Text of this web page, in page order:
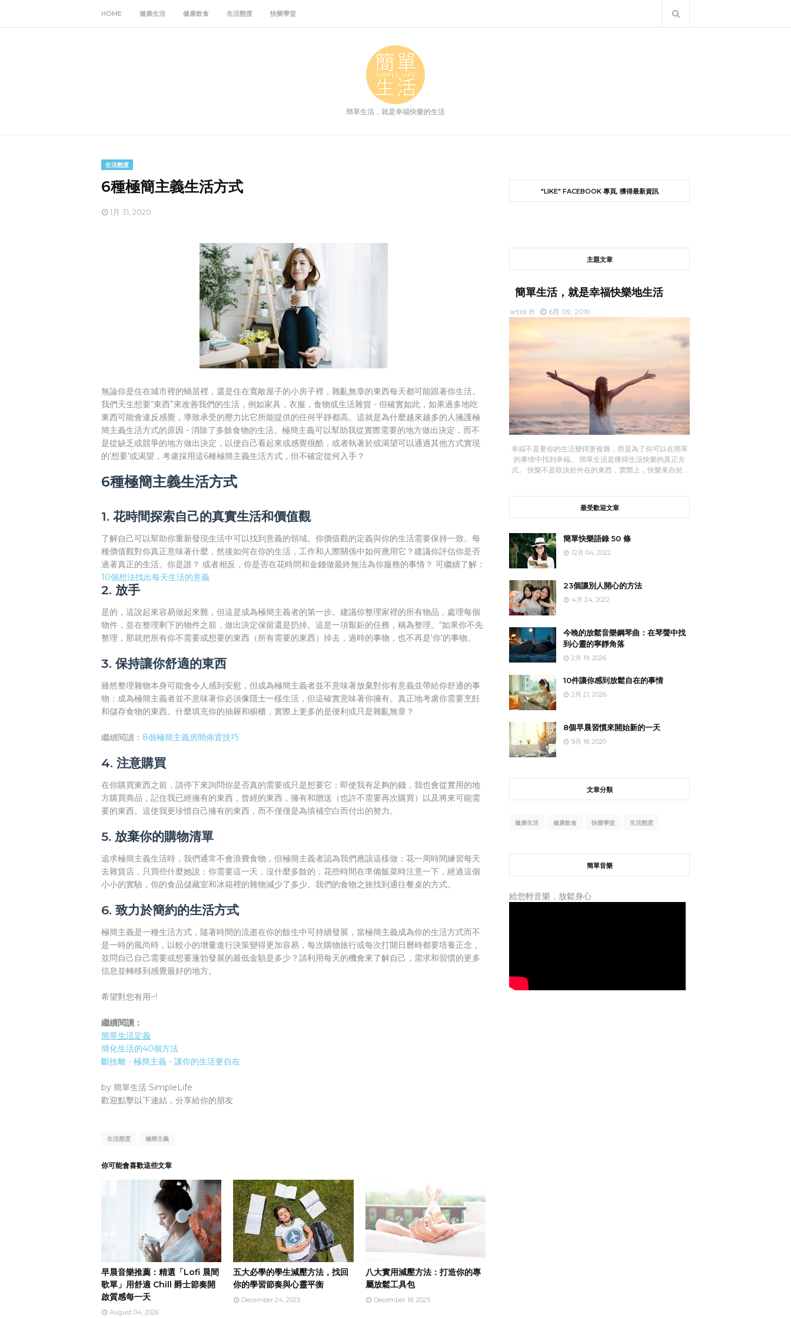
HOME 健康生活 健康飲食 生活態度 快樂學堂
簡單生活，就是幸福快樂的生活
生活態度
6種極簡主義生活方式
1月 31, 2020
無論你是住在城市裡的蝸居裡，還是住在寬敞屋子的小房子裡，雜亂無章的東西每天都可能跟著你生活。
我們天生想要“東西”來改善我們的生活，例如家具，衣服，食物或生活雜貨 - 但確實如此，如果過多地吃
東西可能會違反感覺，導致承受的壓力比它所能提供的任何平靜都高。這就是為什麼越來越多的人擁護極
簡主義生活方式的原因 - 消除了多餘食物的生活。極簡主義可以幫助我從實際需要的地方做出決定，而不
是從缺乏或競爭的地方做出決定，以使自己看起來或感覺很酷，或者執著於或渴望可以通過其他方式實現
的'想要'或渴望，考慮採用這6種極簡主義生活方式，但不確定從何入手？
6種極簡主義生活方式
1. 花時間探索自己的真實生活和價值觀
了解自己可以幫助你重新發現生活中可以找到意義的領域。你價值觀的定義與你的生活需要保持一致。每
種價值觀對你真正意味著什麼，然後如何在你的生活，工作和人際關係中如何應用它？建議你評估你是否
過著真正的生活。你是誰？ 或者相反，你是否在花時間和金錢做最終無法為你服務的事情？ 可繼續了解：
10個想法找出每天生活的意義
2. 放手
是的，這說起來容易做起來難，但這是成為極簡主義者的第一步。建議你整理家裡的所有物品，處理每個
物件，並在整理剩下的物件之前，做出決定保留還是扔掉。這是一項艱鉅的任務，稱為整理。“如果你不先
整理，那就把所有你不需要或想要的東西（所有需要的東西）掉去，過時的事物，也不再是'你'的事物。
3. 保持讓你舒適的東西
雖然整理雜物本身可能會令人感到安慰，但成為極簡主義者並不意味著放棄對你有意義並帶給你舒適的事
物：成為極簡主義者並不意味著你必須像隱士一樣生活，但這確實意味著你擁有。真正地考慮你需要烹飪
和儲存食物的東西。什麼填充你的抽屜和櫥櫃，實際上更多的是便利或只是雜亂無章？
繼續閱讀： 8個極簡主義房間佈置技巧
4. 注意購買
在你購買東西之前，請停下來詢問你是否真的需要或只是想要它：即使我有足夠的錢，我也會從實用的地
方購買商品，記住我已經擁有的東西，曾經的東西，擁有和贈送（也許不需要再次購買）以及將來可能需
要的東西。這使我更珍惜自己擁有的東西，而不僅僅是為填補空白而付出的努力。
5. 放棄你的購物清單
追求極簡主義生活時，我們通常不會浪費食物，但極簡主義者認為我們應該這樣做：花一周時間練習每天
去雜貨店，只買些什麼她說：你需要這一天，沒什麼多餘的，花些時間在準備飯菜時注意一下，經過這個
小小的實驗，你的食品儲藏室和冰箱裡的雜物減少了多少。我們的食物之旅找到通往餐桌的方式。
6. 致力於簡約的生活方式
極簡主義是一種生活方式，隨著時間的流逝在你的餘生中可持續發展，當極簡主義成為你的生活方式而不
是一時的風尚時，以較小的增量進行決策變得更加容易，每次購物旅行或每次打開日曆時都要培養正念，
並問自己自己需要或想要蓬勃發展的最低金額是多少？請利用每天的機會來了解自己，需求和習慣的更多
信息並轉移到感覺最好的地方。
希望對您有用~!
繼續閱讀：
簡單生活定義
簡化生活的40個方法
斷捨離 - 極簡主義 - 讓你的生活更自在
by 簡單生活 SimpleLife
歡迎點擊以下連結，分享給你的朋友
生活態度 極簡主義
你可能會喜歡這些文章
早晨音樂推薦：精選「Lofi 晨間
歌單」用舒適 Chill 爵士節奏開
啟質感每一天
August 04, 2026
五大必學的學生減壓方法，找回
你的學習節奏與心靈平衡
December 24, 2025
八大實用減壓方法：打造你的專
屬放鬆工具包
December 18, 2025
"LIKE" FACEBOOK 專頁, 獲得最新資訊
主題文章
簡單生活，就是幸福快樂地生活
artist.B 6月 09, 2019
幸福不是要你的生活變得更複雜，而是為了你可以在簡單
的事情中找到幸福。 簡單生活是獲得生活快樂的真正方
式。 快樂不是取決於外在的東西，實際上，快樂來自於…
最受歡迎文章
簡單快樂語錄 50 條
12月 04, 2022
23個讓別人開心的方法
4月 24, 2022
今晚的放鬆音樂鋼琴曲：在琴聲中找
到心靈的寧靜角落
2月 19, 2026
10件讓你感到放鬆自在的事情
2月 21, 2026
8個早晨習慣來開始新的一天
9月 18, 2020
文章分類
健康生活 健康飲食 快樂學堂 生活態度
簡單音樂
給您輕音樂，放鬆身心